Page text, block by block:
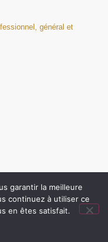
général et
garantir la meilleure
continuez à utiliser ce
en êtes satisfait.
de